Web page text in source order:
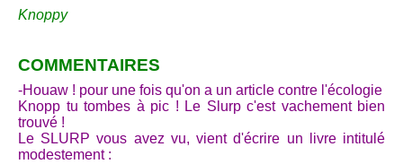
Knoppy
COMMENTAIRES
-Houaw ! pour une fois qu'on a un article contre l'écologie
Knopp tu tombes à pic ! Le Slurp c'est vachement bien
trouvé !
Le SLURP vous avez vu, vient d'écrire un livre intitulé
modestement :